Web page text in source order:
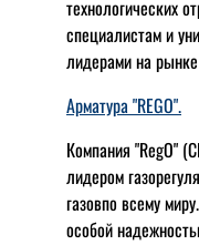
технологических
специалистам и
лидерами на
Арматура "REGO".
Компания "RegO"
лидером
газовпо всему
особой